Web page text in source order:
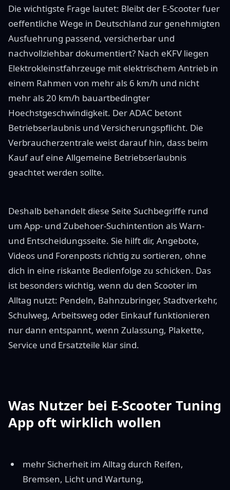
Die wichtigste Frage lautet: Bleibt der E-Scooter fuer
oeffentliche Wege in Deutschland zur genehmigten
Ausfuehrung passend, versicherbar und
nachvollziehbar dokumentiert? Nach eKFV liegen
Elektrokleinstfahrzeuge mit elektrischem Antrieb in
einem Rahmen von mehr als 6 km/h und nicht
mehr als 20 km/h bauartbedingter
Hoechstgeschwindigkeit. Der ADAC betont
Betriebserlaubnis und Versicherungspflicht. Die
Verbraucherzentrale weist darauf hin, dass beim
Kauf auf eine Allgemeine Betriebserlaubnis
geachtet werden sollte.
Deshalb behandelt diese Seite Suchbegriffe rund
um App- und Zubehoer-Suchintention als Warn-
und Entscheidungsseite. Sie hilft dir, Angebote,
Videos und Forenposts richtig zu sortieren, ohne
dich in eine riskante Bedienfolge zu schicken. Das
ist besonders wichtig, wenn du den Scooter im
Alltag nutzt: Pendeln, Bahnzubringer, Stadtverkehr,
Schulweg, Arbeitsweg oder Einkauf funktionieren
nur dann entspannt, wenn Zulassung, Plakette,
Service und Ersatzteile klar sind.
Was Nutzer bei E-Scooter Tuning
App oft wirklich wollen
mehr Sicherheit im Alltag durch Reifen,
Bremsen, Licht und Wartung,